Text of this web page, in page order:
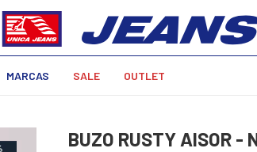
MARCAS SALE OUTLET
BUZO RUSTY AISOR -